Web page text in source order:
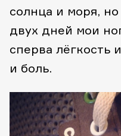
солнца и моря,
двух дней мои
сперва лёгкость
и боль.